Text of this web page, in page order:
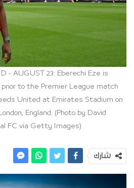
- AUGUST 23: Eberechi Eze is
to the Premier League match
United at Emirates Stadium on
England. (Photo by David
FC via Getty Images)
شارك